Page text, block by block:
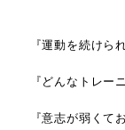
『運動を続けら
『どんなトレー
『意志が弱くて